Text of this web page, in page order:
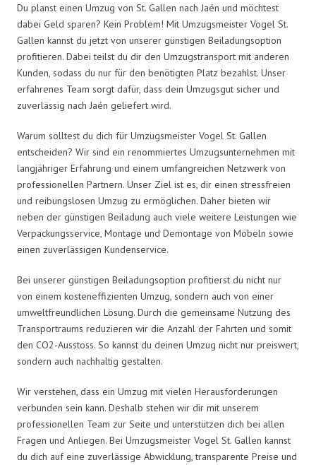
Du planst einen Umzug von St. Gallen nach Jaén und möchtest
dabei Geld sparen? Kein Problem! Mit Umzugsmeister Vogel St.
Gallen kannst du jetzt von unserer günstigen Beiladungsoption
profitieren. Dabei teilst du dir den Umzugstransport mit anderen
Kunden, sodass du nur für den benötigten Platz bezahlst. Unser
erfahrenes Team sorgt dafür, dass dein Umzugsgut sicher und
zuverlässig nach Jaén geliefert wird.
Warum solltest du dich für Umzugsmeister Vogel St. Gallen
entscheiden? Wir sind ein renommiertes Umzugsunternehmen mit
langjähriger Erfahrung und einem umfangreichen Netzwerk von
professionellen Partnern. Unser Ziel ist es, dir einen stressfreien
und reibungslosen Umzug zu ermöglichen. Daher bieten wir
neben der günstigen Beiladung auch viele weitere Leistungen wie
Verpackungsservice, Montage und Demontage von Möbeln sowie
einen zuverlässigen Kundenservice.
Bei unserer günstigen Beiladungsoption profitierst du nicht nur
von einem kosteneffizienten Umzug, sondern auch von einer
umweltfreundlichen Lösung. Durch die gemeinsame Nutzung des
Transportraums reduzieren wir die Anzahl der Fahrten und somit
den CO2-Ausstoss. So kannst du deinen Umzug nicht nur preiswert,
sondern auch nachhaltig gestalten.
Wir verstehen, dass ein Umzug mit vielen Herausforderungen
verbunden sein kann. Deshalb stehen wir dir mit unserem
professionellen Team zur Seite und unterstützen dich bei allen
Fragen und Anliegen. Bei Umzugsmeister Vogel St. Gallen kannst
du dich auf eine zuverlässige Abwicklung, transparente Preise und